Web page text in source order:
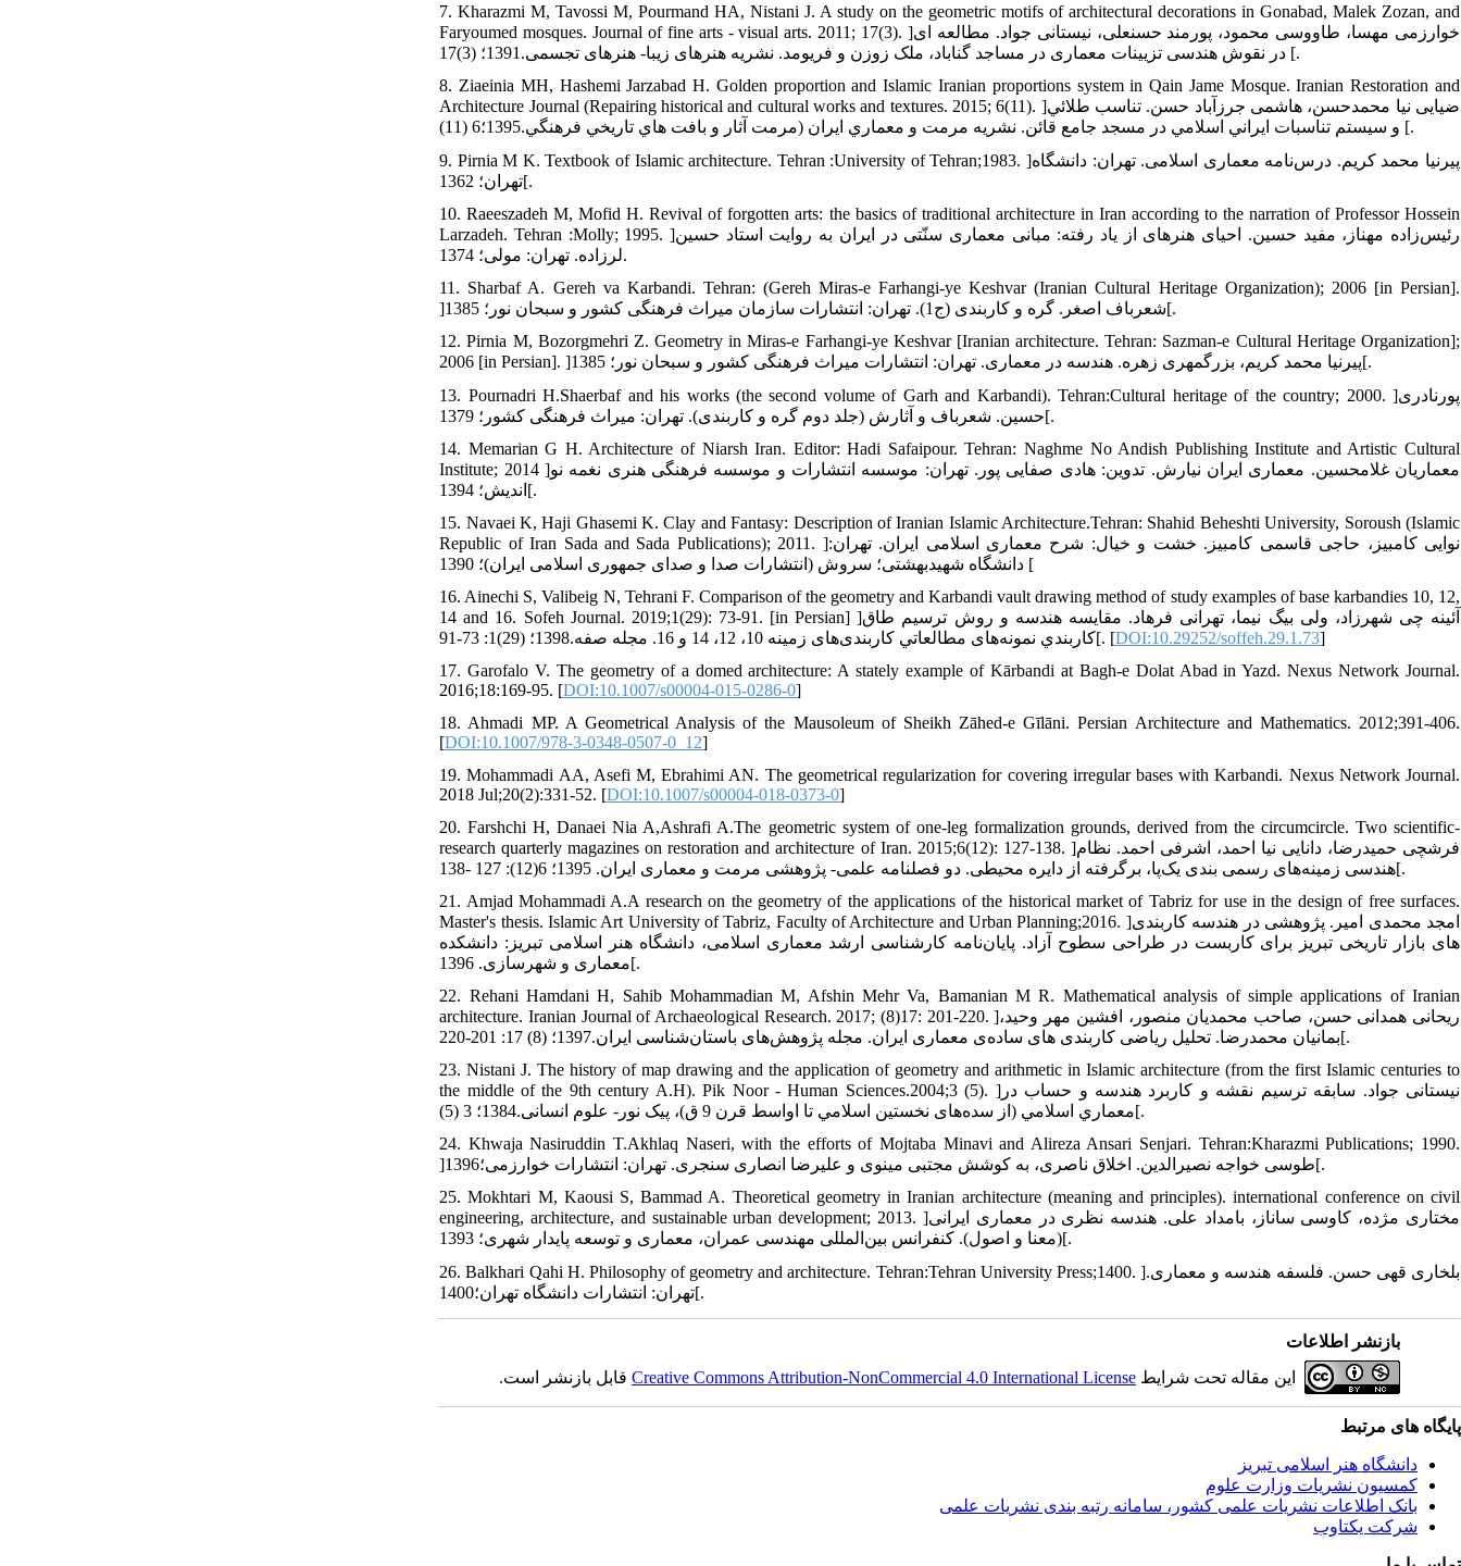
7. Kharazmi M, Tavossi M, Pourmand HA, Nistani J. A study on the geometric motifs of architectural decorations in Gonabad, Malek Zozan, and
Faryoumed mosques. Journal of fine arts - visual arts. 2011; 17(3). ]خوارزمی مهسا، طاووسی محمود، پورمند حسنعلی، نیستانی جواد. مطالعه ای
در نقوش هندسی تزیینات معماری در مساجد گناباد، ملک زوزن و فریومد. نشریه هنرهای زیبا- هنرهای تجسمی.1391؛ (3)17 [.
8. Ziaeinia MH, Hashemi Jarzabad H. Golden proportion and Islamic Iranian proportions system in Qain Jame Mosque. Iranian Restoration and
Architecture Journal (Repairing historical and cultural works and textures. 2015; 6(11). ]ضیایی نیا محمدحسن، هاشمی جرزآباد حسن. تناسب طلائي
و سيستم تناسبات ايراني اسلامي در مسجد جامع قائن. نشریه مرمت و معماري ايران (مرمت آثار و بافت هاي تاريخي فرهنگي.1395؛6 (11) [.
9. Pirnia M K. Textbook of Islamic architecture. Tehran :University of Tehran;1983. ]پیرنیا محمد کریم. درس‌نامه معماری اسلامی. تهران: دانشگاه
تهران؛ 1362[.
10. Raeeszadeh M, Mofid H. Revival of forgotten arts: the basics of traditional architecture in Iran according to the narration of Professor Hossein
Larzadeh. Tehran :Molly; 1995. ]رئیس‌زاده مهناز، مفید حسین‌. احیای هنرهای از یاد رفته: مبانی معماری سنّتی در ایران به روایت استاد حسین
لرزاده. تهران: مولی؛ 1374.
11. Sharbaf A. Gereh va Karbandi. Tehran: (Gereh Miras-e Farhangi-ye Keshvar (Iranian Cultural Heritage Organization); 2006 [in Persian].
]شعرباف اصغر‌.‌ گره و کاربندی (ج1). تهران: انتشارات سازمان میراث فرهنگی کشور و سبحان نور؛ 1385[.
12. Pirnia M, Bozorgmehri Z. Geometry in Miras-e Farhangi-ye Keshvar [Iranian architecture. Tehran: Sazman-e Cultural Heritage Organization];
2006 [in Persian]. ]پیرنیا محمد کریم، بزرگمهری زهره. هندسه در معماری. تهران: انتشارات میراث فرهنگی کشور و سبحان نور؛ 1385[.
13. Pournadri H.Shaerbaf and his works (the second volume of Garh and Karbandi). Tehran:Cultural heritage of the country; 2000. ]پورنادری
حسین. شعرباف و آثارش (جلد دوم گره و کاربندی). تهران: میراث فرهنگی کشور؛ 1379[.
14. Memarian G H. Architecture of Niarsh Iran. Editor: Hadi Safaipour. Tehran: Naghme No Andish Publishing Institute and Artistic Cultural
Institute; 2014 ]معماریان غلامحسین. معماری ایران نیارش. تدوین: هادی صفایی پور. تهران: موسسه انتشارات و موسسه فرهنگی هنری نغمه نو
اندیش؛ 1394[.
15. Navaei K, Haji Ghasemi K. Clay and Fantasy: Description of Iranian Islamic Architecture.Tehran: Shahid Beheshti University, Soroush (Islamic
Republic of Iran Sada and Sada Publications); 2011. ]نوایی کامبیز، حاجی قاسمی کامبیز. خشت و خیال: شرح معماری اسلامی ایران. تهران:
دانشگاه شهیدبهشتی؛ سروش (انتشارات صدا و صدای جمهوری اسلامی ایران)؛ 1390 [
16. Ainechi S, Valibeig N, Tehrani F. Comparison of the geometry and Karbandi vault drawing method of study examples of base karbandies 10, 12,
14 and 16. Sofeh Journal. 2019;1(29): 73-91. [in Persian] ]آئینه چی شهرزاد، ولی بیگ نیما، تهرانی فرهاد. مقايسه هندسه و روش ترسيم طاق
كاربندي نمونه‌های مطالعاتي کاربندی‌های زمينه 10، 12، 14 و 16. مجله صفه.1398؛ (29)1: 73-91[. [DOI:10.29252/soffeh.29.1.73]
17. Garofalo V. The geometry of a domed architecture: A stately example of Kārbandi at Bagh-e Dolat Abad in Yazd. Nexus Network Journal.
2016;18:169-95. [DOI:10.1007/s00004-015-0286-0]
18. Ahmadi MP. A Geometrical Analysis of the Mausoleum of Sheikh Zāhed-e Gīlāni. Persian Architecture and Mathematics. 2012;391-406.
[DOI:10.1007/978-3-0348-0507-0_12]
19. Mohammadi AA, Asefi M, Ebrahimi AN. The geometrical regularization for covering irregular bases with Karbandi. Nexus Network Journal.
2018 Jul;20(2):331-52. [DOI:10.1007/s00004-018-0373-0]
20. Farshchi H, Danaei Nia A,Ashrafi A.The geometric system of one-leg formalization grounds, derived from the circumcircle. Two scientific-
research quarterly magazines on restoration and architecture of Iran. 2015;6(12): 127-138. ]فرشچی حمیدرضا، دانایی نیا احمد، اشرفی احمد. نظام
هندسی زمینه‌های رسمی بندی یک‌پا، برگرفته از دایره محیطی. دو فصلنامه علمی- پژوهشی مرمت و معماری ایران. 1395؛ 6(12): 127 -138[.
21. Amjad Mohammadi A.A research on the geometry of the applications of the historical market of Tabriz for use in the design of free surfaces.
Master's thesis. Islamic Art University of Tabriz, Faculty of Architecture and Urban Planning;2016. ]امجد محمدی امیر. پژوهشی در هندسه کاربندی
های بازار تاریخی تبریز برای کاربست در طراحی سطوح آزاد. پایان‌نامه کارشناسی ارشد معماری اسلامی، دانشگاه هنر اسلامی تبریز: دانشکده
معماری و شهرسازی. 1396[.
22. Rehani Hamdani H, Sahib Mohammadian M, Afshin Mehr Va, Bamanian M R. Mathematical analysis of simple applications of Iranian
architecture. Iranian Journal of Archaeological Research. 2017; (8)17: 201-220. ]ریحانی همدانی حسن، صاحب محمدیان منصور، افشین مهر وحید،
بمانیان محمدرضا. تحلیل ریاضی کاربندی های ساده‌ی معماری ایران. مجله پژوهش‌های باستان‌شناسی ایران.1397؛ (8) 17: 201-220[.
23. Nistani J. The history of map drawing and the application of geometry and arithmetic in Islamic architecture (from the first Islamic centuries to
the middle of the 9th century A.H). Pik Noor - Human Sciences.2004;3 (5). ]نیستانی جواد. سابقه ترسيم نقشه و کاربرد هندسه و حساب در
معماري اسلامي (از سده‌های نخستين اسلامي تا اواسط قرن 9 ق)، پیک نور- علوم انسانی.1384؛ 3 (5)[.
24. Khwaja Nasiruddin T.Akhlaq Naseri, with the efforts of Mojtaba Minavi and Alireza Ansari Senjari. Tehran:Kharazmi Publications; 1990.
]طوسی خواجه نصیرالدین. اخلاق ناصری، به کوشش مجتبی مینوی و علیرضا انصاری سنجری. تهران: انتشارات خوارزمی؛1396[.
25. Mokhtari M, Kaousi S, Bammad A. Theoretical geometry in Iranian architecture (meaning and principles). international conference on civil
engineering, architecture, and sustainable urban development; 2013. ]مختاری مژده، کاوسی ساناز، بامداد علی. هندسه نظری در معماری ایرانی
(معنا و اصول). کنفرانس بین‌المللی مهندسی عمران، معماری و توسعه پایدار شهری؛ 1393[.
26. Balkhari Qahi H. Philosophy of geometry and architecture. Tehran:Tehran University Press;1400. ]بلخاری قهی حسن. فلسفه هندسه و معماری.
تهران: انتشارات دانشگاه تهران؛1400[.
بازنشر اطلاعات
این مقاله تحت شرایط Creative Commons Attribution-NonCommercial 4.0 International Licenseقابل بازنشر است.
پایگاه های مرتبط
دانشگاه هنر اسلامی تبریز
کمسیون نشریات وزارت علوم
بانک اطلاعات نشریات علمی کشور، سامانه رتبه بندی نشریات علمی
شرکت یکتاوب